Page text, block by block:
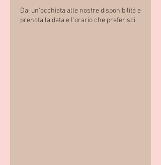
Dai un'occhiata alle nostre disponibilità e
prenota la data e l'orario che preferisci